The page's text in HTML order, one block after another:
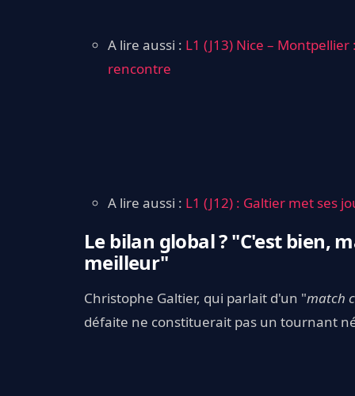
A lire aussi : L1 (J13) Nice –
rencontre
A lire aussi : L1 (J12) : Galtier met ses
Le bilan global ? "C'est bien,
meilleur"
Christophe Galtier, qui parlait d'un "match
défaite ne constituerait pas un tournant